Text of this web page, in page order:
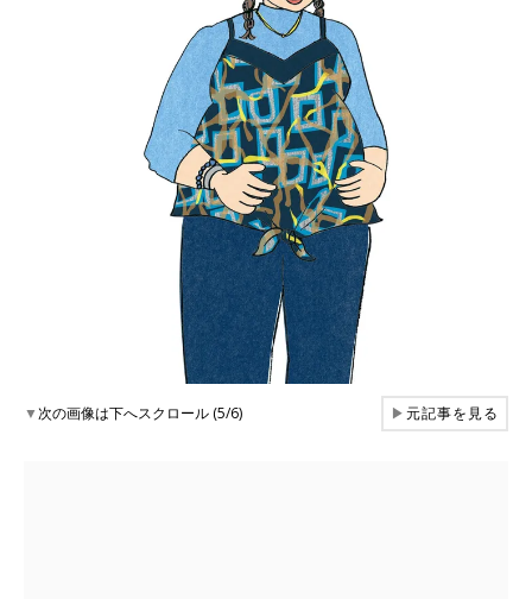
▼次の画像は下へスクロール (5/6) ▶元記事を見る